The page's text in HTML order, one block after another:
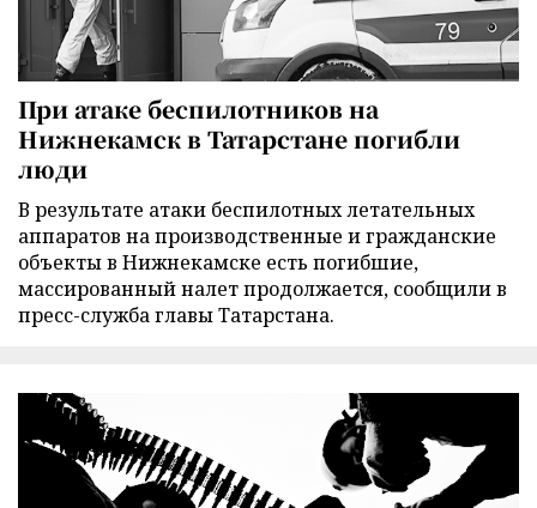
При атаке беспилотников на
Нижнекамск в Татарстане погибли
люди
В результате атаки беспилотных летательных
аппаратов на производственные и гражданские
объекты в Нижнекамске есть погибшие,
массированный налет продолжается, сообщили в
пресс-служба главы Татарстана.